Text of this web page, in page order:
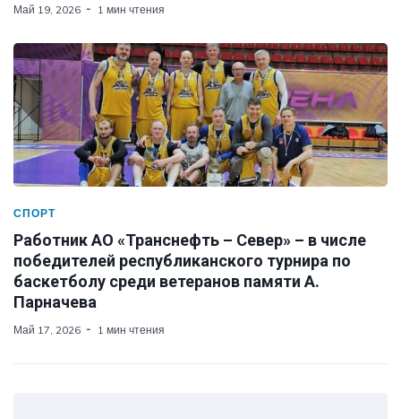
Май 19, 2026 1 мин чтения
СПОРТ
Работник АО «Транснефть – Север» – в числе
победителей республиканского турнира по
баскетболу среди ветеранов памяти А.
Парначева
Май 17, 2026 1 мин чтения